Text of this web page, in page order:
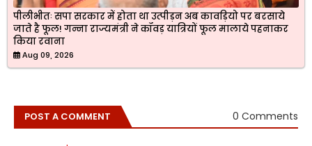
पीलीभीतः सपा सरकार में होता था उत्पीड़न अब कावड़ियो पर बरसाये
जाते है फूल! गन्ना राज्यमंत्री ने कॉवड़ यात्रियों फूल मालाये पहनाकर
किया रवाना
Aug 09, 2026
POST A COMMENT 0 Comments